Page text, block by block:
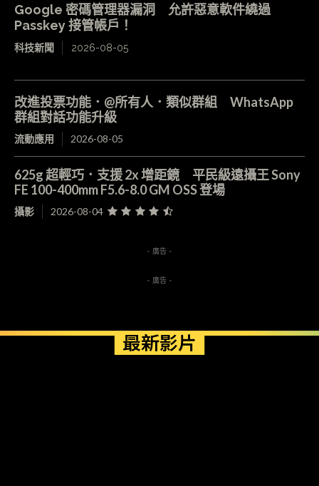
Google 密碼管理器漏洞 允許惡意軟件繞過
Passkey 接管帳戶！
科技新聞 2026-08-05
改進投票功能．@所有人．類似群組 WhatsApp
群組對話功能升級
流動應用 2026-08-05
625g 超輕巧．支援 2x 增距鏡 平民級遠攝王 Sony
FE 100-400mm F5.6-8.0 GM OSS 登場
攝影 2026-08-04
- 廣告 -
- 廣告 -
最新影片